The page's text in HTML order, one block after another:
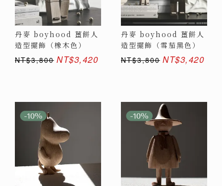
丹麥 boyhood 薑餅人
造型擺飾（橡木色）
NT$3,800 NT$3,420
丹麥 boyhood 薑餅人
造型擺飾（雪茄黑色）
NT$3,800 NT$3,420